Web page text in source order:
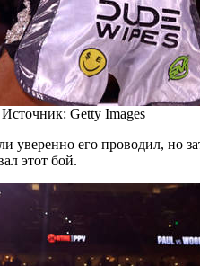
Источник: Getty Images
уверенно его проводил,
этот бой.